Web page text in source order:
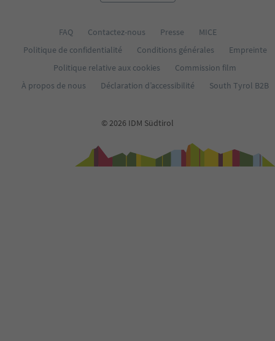
FAQ Contactez-nous Presse
MICE
Politique de confidentialité
Conditions générales
Empreinte
Politique relative aux cookies
Commission film
À propos de nous
Déclaration d’accessibilité South Tyrol B2B
© 2026 IDM Südtirol